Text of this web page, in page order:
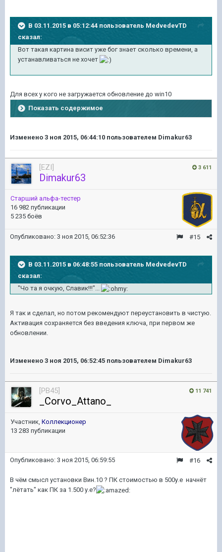
В 03.11.2015 в 05:12:44 пользователь MedvedevTD
сказал:
Вот такая картина висит уже бог знает сколько времени, а
устанавливаться не хочет
Для всех у кого не загружается обновление до win10
Показать содержимое
Изменено 3 ноя 2015, 06:44:10 пользователем Dimakur63
3 611
[EZI]
Dimakur63
Старший альфа-тестер
16 982 публикации
5 235 боёв
#15
Опубликовано: 3 ноя 2015, 06:52:36
В 03.11.2015 в 06:48:55 пользователь MedvedevTD
сказал:
"Чо та я очкую, Славик!!!"...
Я так и сделал, но потом рекомендуют переустановить в чистую.
Активация сохраняется без введения ключа, при первом же
обновлении.
Изменено 3 ноя 2015, 06:52:45 пользователем Dimakur63
11 741
[PB45]
_Corvo_Attano_
Участник, Коллекционер
13 283 публикации
#16
Опубликовано: 3 ноя 2015, 06:59:55
В чём смысл установки Вин.10 ? ПК стоимостью в 500у.е начнёт
"лётать" как ПК за 1.500 у.е?